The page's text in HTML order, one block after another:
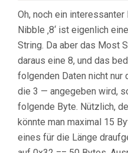
Oh, noch ein
Nibble ‚8‘ ist eigenlich
String. Da aber das Most
daraus eine 8, und das
folgenden Daten nicht
die 3 — angegeben wird,
folgende Byte. Nützlich,
könnte man maximal 15
eines für die Länge